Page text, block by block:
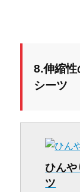
8.伸縮性
シーツ
ひんや
ツ